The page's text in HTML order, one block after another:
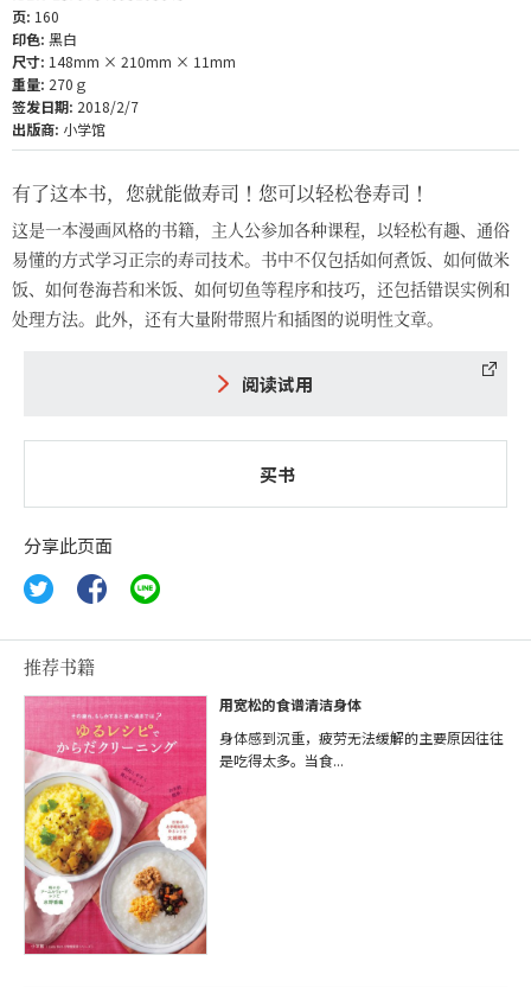
页: 160
印色: 黑白
尺寸: 148mm × 210mm × 11mm
重量: 270ｇ
签发日期: 2018/2/7
出版商: 小学馆
有了这本书，您就能做寿司！您可以轻松卷寿司！
这是一本漫画风格的书籍，主人公参加各种课程，以轻松有趣、通俗
易懂的方式学习正宗的寿司技术。书中不仅包括如何煮饭、如何做米
饭、如何卷海苔和米饭、如何切鱼等程序和技巧，还包括错误实例和
处理方法。此外，还有大量附带照片和插图的说明性文章。
阅读试用
买书
分享此页面
推荐书籍
用宽松的食谱清洁身体
身体感到沉重，疲劳无法缓解的主要原因往往
是吃得太多。当食...